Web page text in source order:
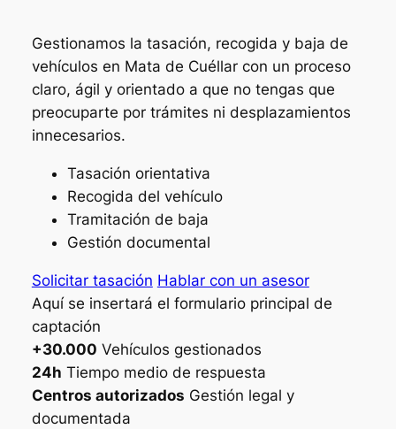
Gestionamos la tasación, recogida y baja de
vehículos en Mata de Cuéllar con un proceso
claro, ágil y orientado a que no tengas que
preocuparte por trámites ni desplazamientos
innecesarios.
Tasación orientativa
Recogida del vehículo
Tramitación de baja
Gestión documental
Solicitar tasación Hablar con un asesor
Aquí se insertará el formulario principal de
captación
+30.000 Vehículos gestionados
24h Tiempo medio de respuesta
Centros autorizados Gestión legal y
documentada